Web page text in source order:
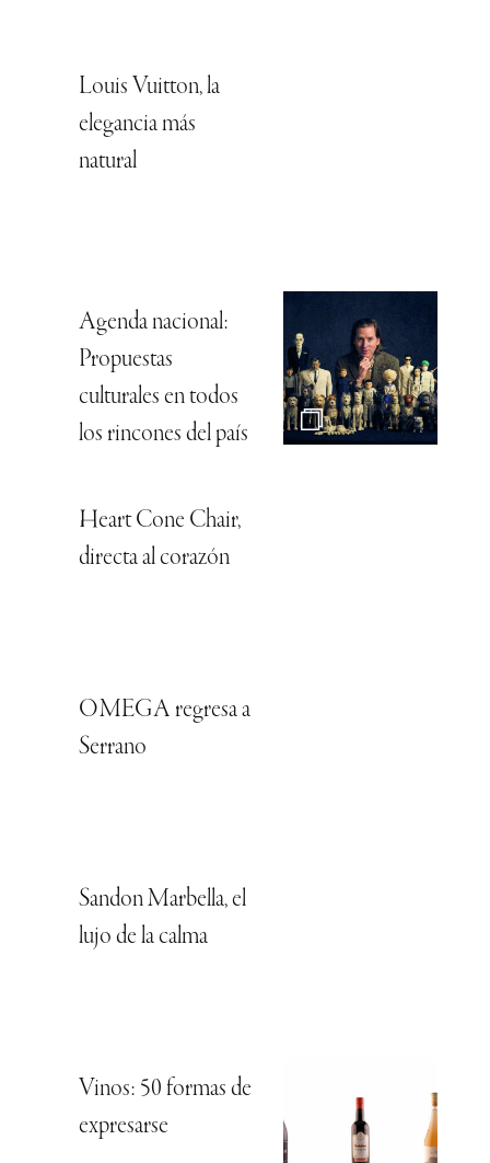
Louis Vuitton, la
elegancia más
natural
Agenda nacional:
Propuestas
culturales en todos
los rincones del país
Heart Cone Chair,
directa al corazón
OMEGA regresa a
Serrano
Sandon Marbella, el
lujo de la calma
Vinos: 50 formas de
expresarse